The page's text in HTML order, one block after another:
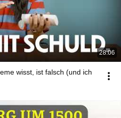
28:06
wisst, ist falsch (und ich